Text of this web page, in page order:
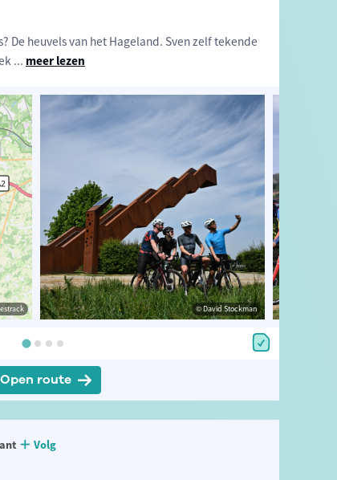
© Lander Loeckx
De heuvels van het Hageland. Sven zelf tekende
... meer lezen
© David Stockman
Open route
Volg